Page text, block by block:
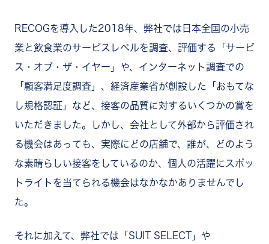
RECOGを導入した2018年、弊社では日本全国の小売
業と飲食業のサービスレベルを調査、評価する「サービ
ス・オブ・ザ・イヤー」や、インターネット調査での
「顧客満足度調査」、経済産業省が創設した「おもてな
し規格認証」など、接客の品質に対するいくつかの賞を
いただきました。しかし、会社として外部から評価され
る機会はあっても、実際にどの店舗で、誰が、どのよう
な素晴らしい接客をしているのか、個人の活躍にスポッ
トライトを当てられる機会はなかなかありませんでし
た。
それに加えて、弊社では「SUIT SELECT」や